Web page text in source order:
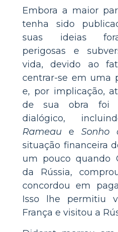
Embora a maior
tenha sido
suas ideias
perigosas e
vida, devido ao
centrar-se em uma
e, por implicação,
de sua obra foi
dialógico,
Rameau e Sonho
situação financeira
um pouco quando
da Rússia,
concordou em
Isso lhe permitiu
França e visitou a